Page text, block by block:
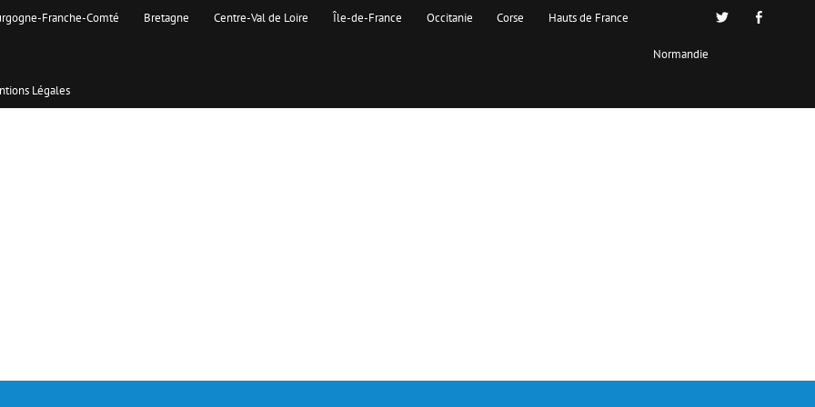
Franche-Comté Bretagne Centre-Val de Loire Île-de-France Occitanie Corse Hauts de France
Normandie
Légales